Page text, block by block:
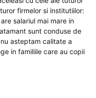
firmelor si institutiilor:
salariul mai mare in
sunt conduse de
asteptam calitate a
in familiile care au copii